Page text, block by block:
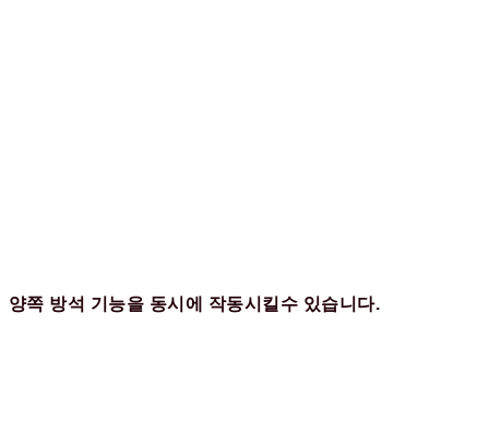
양쪽 방석 기능을 동시에 작동시킬수 있습니다.